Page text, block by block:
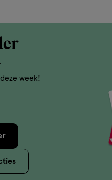
week!